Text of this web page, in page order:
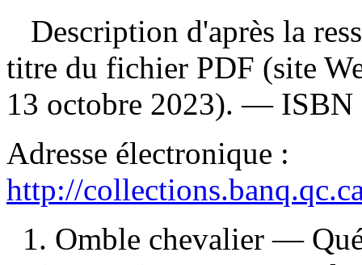
Description d'après la
titre du fichier PDF (site
13 octobre 2023). — ISBN
Adresse électronique :
http://
1. Omble chevalier —